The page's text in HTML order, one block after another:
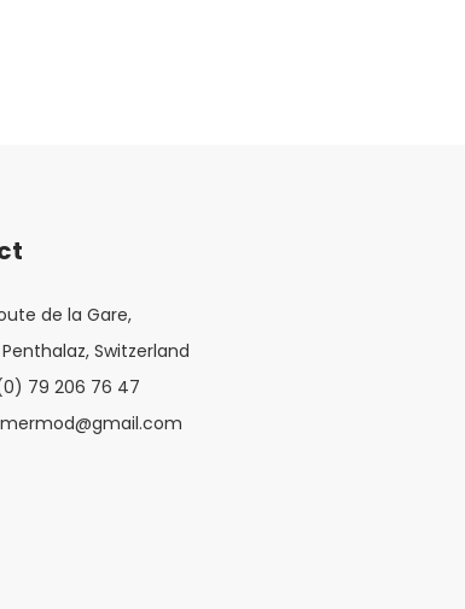
de la Gare,
Penthalaz, Switzerland
79 206 76 47